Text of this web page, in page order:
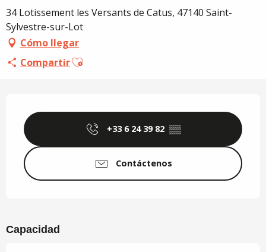
34 Lotissement les Versants de Catus, 47140 Saint-
Sylvestre-sur-Lot
Cómo llegar
CompartirAjouter aux favoris
+33 6 24 39 82 ▒▒
Contáctenos
Capacidad